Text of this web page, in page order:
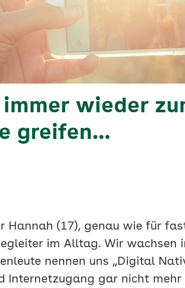
wieder
greifen…
Hannah (17), genau wie für
im Alltag. Wir wachsen
nennen uns „Digital
Internetzugang gar nicht